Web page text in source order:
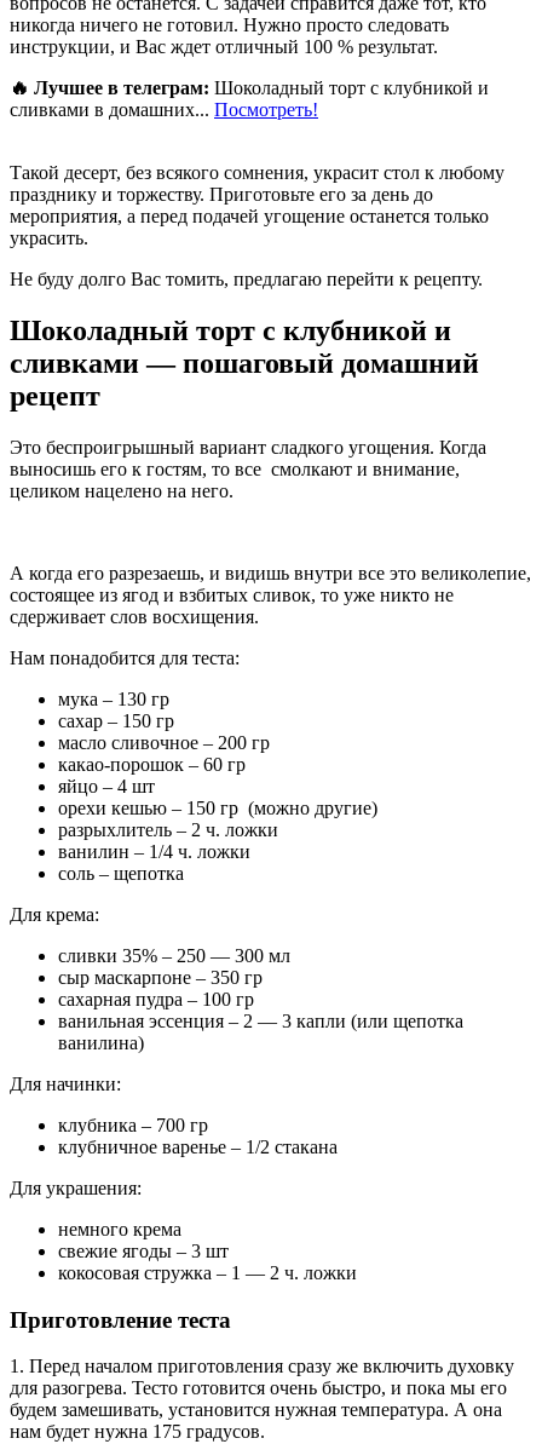
никогда ничего не готовил. Нужно просто следовать
инструкции, и Вас ждет отличный 100 % результат.
🔥 Лучшее в телеграм: Шоколадный торт с клубникой и
сливками в домашних... Посмотреть!
Такой десерт, без всякого сомнения, украсит стол к любому
празднику и торжеству. Приготовьте его за день до
мероприятия, а перед подачей угощение останется только
украсить.
Не буду долго Вас томить, предлагаю перейти к рецепту.
Шоколадный торт с клубникой и
сливками — пошаговый домашний
рецепт
Это беспроигрышный вариант сладкого угощения. Когда
выносишь его к гостям, то все смолкают и внимание,
целиком нацелено на него.
А когда его разрезаешь, и видишь внутри все это великолепие,
состоящее из ягод и взбитых сливок, то уже никто не
сдерживает слов восхищения.
Нам понадобится для теста:
мука – 130 гр
сахар – 150 гр
масло сливочное – 200 гр
какао-порошок – 60 гр
яйцо – 4 шт
орехи кешью – 150 гр (можно другие)
разрыхлитель – 2 ч. ложки
ванилин – 1/4 ч. ложки
соль – щепотка
Для крема:
сливки 35% – 250 — 300 мл
сыр маскарпоне – 350 гр
сахарная пудра – 100 гр
ванильная эссенция – 2 — 3 капли (или щепотка
ванилина)
Для начинки:
клубника – 700 гр
клубничное варенье – 1/2 стакана
Для украшения:
немного крема
свежие ягоды – 3 шт
кокосовая стружка – 1 — 2 ч. ложки
Приготовление теста
1. Перед началом приготовления сразу же включить духовку
для разогрева. Тесто готовится очень быстро, и пока мы его
будем замешивать, установится нужная температура. А она
нам будет нужна 175 градусов.